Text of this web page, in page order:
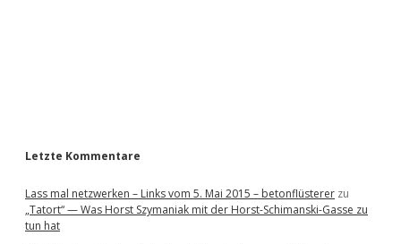
Letzte Kommentare
Lass mal netzwerken – Links vom 5. Mai 2015 – betonflüsterer zu
„Tatort“ — Was Horst Szymaniak mit der Horst-Schimanski-Gasse zu
tun hat